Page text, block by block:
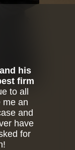
his
firm
to all
me an
and
have
for